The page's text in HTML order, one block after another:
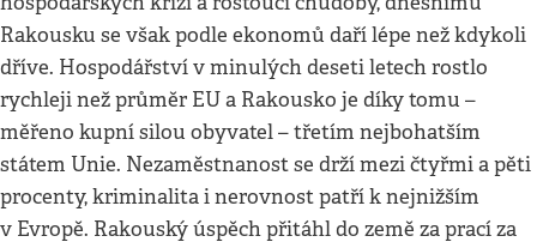
Rakousku se však podle ekonomů daří lépe než kdykoli
dříve. Hospodářství v minulých deseti letech rostlo
rychleji než průměr EU a Rakousko je díky tomu –
měřeno kupní silou obyvatel – třetím nejbohatším
státem Unie. Nezaměstnanost se drží mezi čtyřmi a pěti
procenty, kriminalita i nerovnost patří k nejnižším
v Evropě. Rakouský úspěch přitáhl do země za prací za